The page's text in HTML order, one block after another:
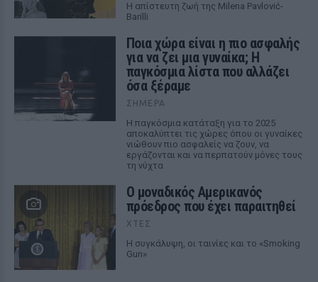
Η απίστευτη ζωή της Milena Pavlović-
Barilli
Ποια χώρα είναι η πιο ασφαλής
για να ζει μια γυναίκα; Η
παγκόσμια λίστα που αλλάζει
όσα ξέραμε
ΣΉΜΕΡΑ
Η παγκόσμια κατάταξη για το 2025
αποκαλύπτει τις χώρες όπου οι γυναίκες
νιώθουν πιο ασφαλείς να ζουν, να
εργάζονται και να περπατούν μόνες τους
τη νύχτα
Ο μοναδικός Αμερικανός
πρόεδρος που έχει παραιτηθεί
ΧΤΕΣ
Η συγκάλυψη, οι ταινίες και το «Smoking
Gun»